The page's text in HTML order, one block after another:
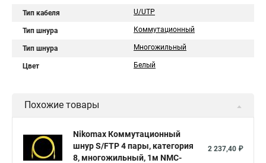
Тип кабеля U/UTP
Тип шнура Коммутационный
Тип шнура Многожильный
Цвет Белый
Похожие товары
Nikomax Коммутационный
шнур S/FTP 4 пары, категория
8, многожильный, 1м NMC-
2 237,40 ₽